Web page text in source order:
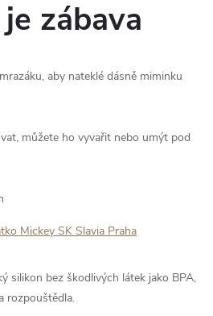
zábava
aby nateklé dásně miminku
můžete ho vyvařit nebo umýt pod
silikon bez škodlivých látek jako BPA,
rozpouštědla.